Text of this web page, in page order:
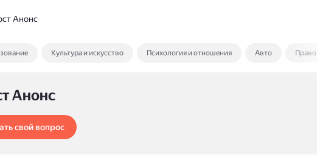
Анонс
Культура и искусство Психология и отношения Авто Право
Анонс
свой вопрос